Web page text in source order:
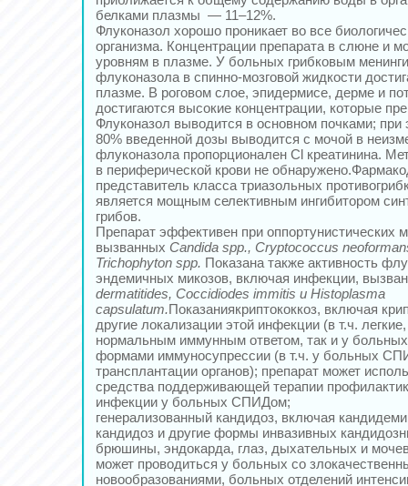
белками плазмы — 11–12%.
Флуконазол хорошо проникает во все
организма. Концентрации препарата в слюне и
уровням в плазме. У больных грибковым
флуконазола в спинно-мозговой жидкости
плазме. В роговом слое, эпидермисе, дерме и
достигаются высокие концентрации, которые
Флуконазол выводится в основном почками; при
80% введенной дозы выводится с мочой в
флуконазола пропорционален Cl креатинина.
в периферической крови не
представитель класса триазольных
является мощным селективным ингибитором
грибов.
Препарат эффективен при оппортунистических
вызванных Candida spp., Cryptococcus
Trichophyton spp. Показана также активность
эндемичных микозов, включая инфекции,
dermatitides, Coccidiodes immitis и Histoplasma
capsulatum.Показаниякриптококкоз, включая
другие локализации этой инфекции (в т.ч.
нормальным иммунным ответом, так и у
формами иммуносупрессии (в т.ч. у больных
трансплантации органов); препарат может
средства поддерживающей терапии
инфекции у больных СПИДом;
генерализованный кандидоз, включая
кандидоз и другие формы инвазивных
брюшины, эндокарда, глаз, дыхательных и
может проводиться у больных со
новообразованиями, больных отделений